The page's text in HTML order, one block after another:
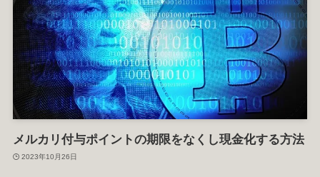
メルカリ付与ポイントの期限をなくし現金化する方法
2023年10月26日